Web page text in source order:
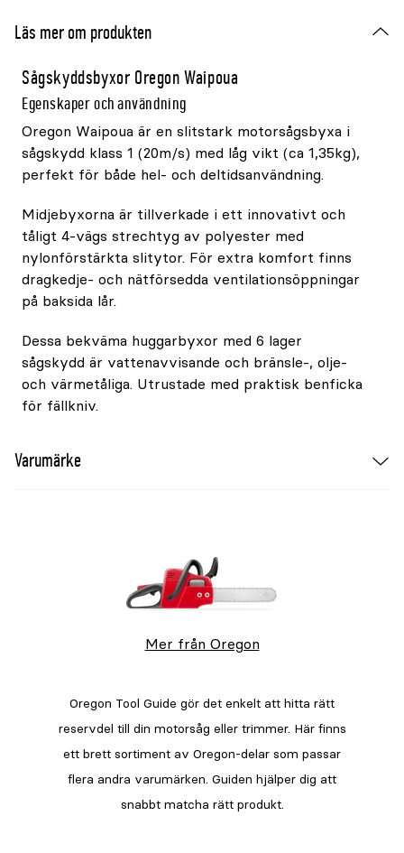
Läs mer om produkten
Sågskyddsbyxor Oregon Waipoua
Egenskaper och användning
Oregon Waipoua är en slitstark motorsågsbyxa i
sågskydd klass 1 (20m/s) med låg vikt (ca 1,35kg),
perfekt för både hel- och deltidsanvändning.
Midjebyxorna är tillverkade i ett innovativt och
tåligt 4-vägs strechtyg av polyester med
nylonförstärkta slitytor. För extra komfort finns
dragkedje- och nätförsedda ventilationsöppningar
på baksida lår.
Dessa bekväma huggarbyxor med 6 lager
sågskydd är vattenavvisande och bränsle-, olje-
och värmetåliga. Utrustade med praktisk benficka
för fällkniv.
Varumärke
Mer från Oregon